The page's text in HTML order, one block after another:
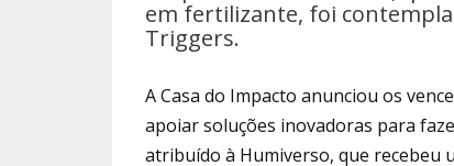
em fertilizante, foi
Triggers.
A Casa do Impacto anunciou os
apoiar soluções inovadoras para
atribuído à Humiverso, que recebeu